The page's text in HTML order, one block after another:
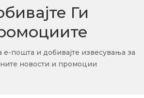
Ги
е-пошта и добивајте извесувања за
новости и промоции